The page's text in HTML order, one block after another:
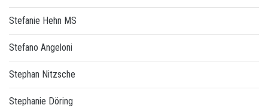
Stefanie Hehn MS
Stefano Angeloni
Stephan Nitzsche
Stephanie Döring